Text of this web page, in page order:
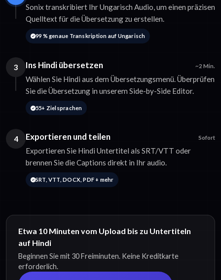
Sonix transkribiert Ihr Ungarisch Audio, um einen präzisen
Quelltext für die Übersetzung zu erstellen.
99 % genaue Transkription auf Ungarisch
3 Ins Hindi übersetzen ~2 Min.
Wählen Sie Hindi aus dem Übersetzungsmenü. Überprüfen
Sie die Übersetzung in unserem Side-by-Side Editor.
55+ Zielsprachen
4 Exportieren und teilen Sofort
Exportieren Sie Hindi Untertitel als SRT/VTT oder
brennen Sie die Captions direkt in Ihr audio.
SRT, VTT, DOCX, PDF + mehr
Etwa 10 Minuten vom Upload bis zu Untertiteln
auf Hindi
Beginnen Sie mit 30 Freiminuten. Keine Kreditkarte
erforderlich.